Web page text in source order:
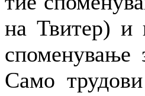
на Твитер) и
споменување
Само